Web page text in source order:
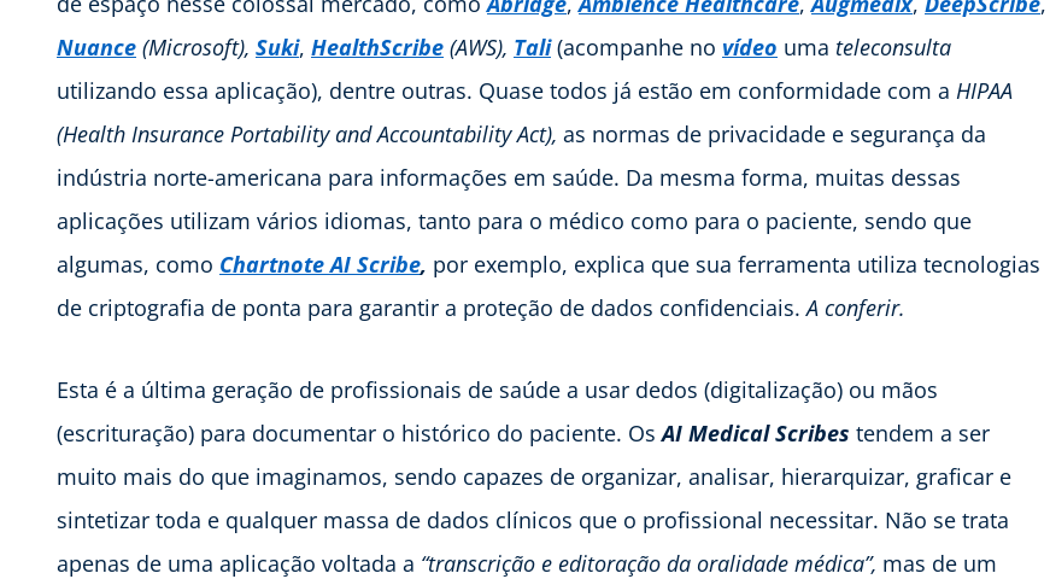
Nuance (Microsoft), Suki, HealthScribe (AWS), Tali(acompanhe no vídeo uma teleconsulta
utilizando essa aplicação), dentre outras. Quase todos já estão em conformidade com a HIPAA
(Health Insurance Portability and Accountability Act), as normas de privacidade e segurança da
indústria norte-americana para informações em saúde. Da mesma forma, muitas dessas
aplicações utilizam vários idiomas, tanto para o médico como para o paciente, sendo que
algumas, como Chartnote AI Scribe, por exemplo, explica que sua ferramenta utiliza tecnologias
de criptografia de ponta para garantir a proteção de dados confidenciais.A conferir.
Esta é a última geração de profissionais de saúde a usar dedos (digitalização) ou mãos
(escrituração) para documentar o histórico do paciente. OsAI Medical Scribes tendem a ser
muito mais do que imaginamos, sendo capazes de organizar, analisar, hierarquizar, graficar e
sintetizar toda e qualquer massa de dados clínicos que o profissional necessitar. Não se trata
apenas de uma aplicação voltada a “transcrição e editoração da oralidade médica”, mas de um